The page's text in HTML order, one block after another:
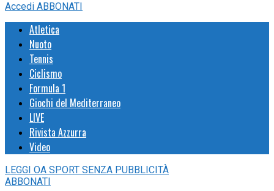
Accedi ABBONATI
Atletica
Nuoto
Tennis
Ciclismo
Formula 1
Giochi del Mediterraneo
LIVE
Rivista Azzurra
Video
LEGGI OA SPORT SENZA PUBBLICITÀ
ABBONATI